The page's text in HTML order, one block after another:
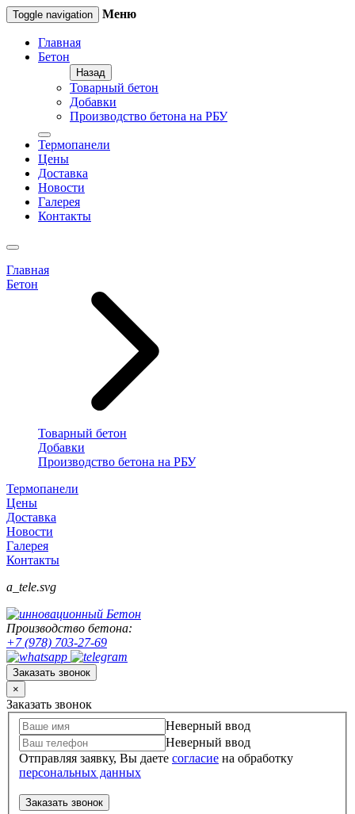
Toggle navigation Меню
Главная
Бетон
Назад
Товарный бетон
Добавки
Производство бетона на РБУ
Термопанели
Цены
Доставка
Новости
Галерея
Контакты
Главная
Бетон
Товарный бетон
Добавки
Производство бетона на РБУ
Термопанели
Цены
Доставка
Новости
Галерея
Контакты
a_tele.svg
Производство бетона:
+7 (978) 703-27-69
Заказать звонок
×
Заказать звонок
Неверный ввод
Неверный ввод
Отправляя заявку, Вы даете согласие на обработку
персональных данных
Заказать звонок